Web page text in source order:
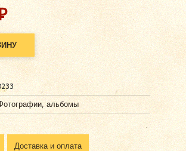
альбомы
Доставка и оплата